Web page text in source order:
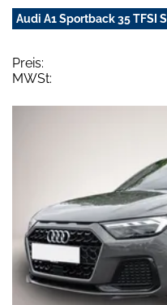
Audi A1 Sportback 35 TFSI
Preis:
MWSt: